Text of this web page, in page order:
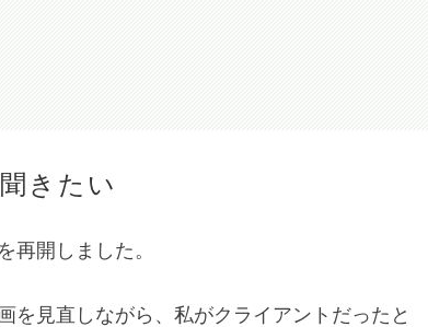
きたい
再開しました。
を見直しながら、私がクライアントだったと